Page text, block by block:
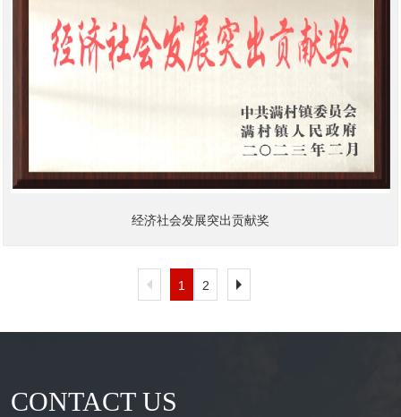
经济社会发展突出贡献奖
1 2
CONTACT US